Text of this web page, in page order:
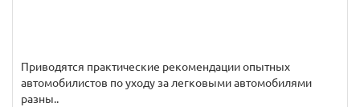
Приводятся практические рекомендации опытных
автомобилистов по уходу за легковыми автомобилями
разны..